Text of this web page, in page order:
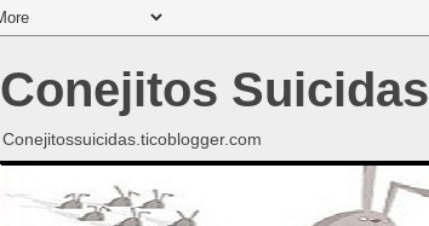
Conejitos Suicidas
Conejitossuicidas.ticoblogger.com